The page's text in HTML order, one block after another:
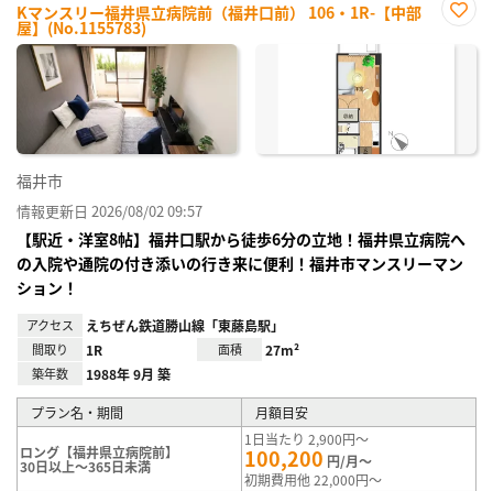
Kマンスリー福井県立病院前（福井口前） 106・1R-【中部
屋】(No.1155783)
に入
福井市
情報更新日 2026/08/02 09:57
【駅近・洋室8帖】福井口駅から徒歩6分の立地！福井県立病院へ
の入院や通院の付き添いの行き来に便利！福井市マンスリーマン
ション！
アクセス えちぜん鉄道勝山線「東藤島駅」
間取り 1R 面積 27m²
築年数 1988年 9月 築
プラン名・期間 月額目安
ロング【福井県立病院前】
30日以上～365日未満
1日当たり 2,900円～
100,200 円/月～
初期費用他 22,000円～